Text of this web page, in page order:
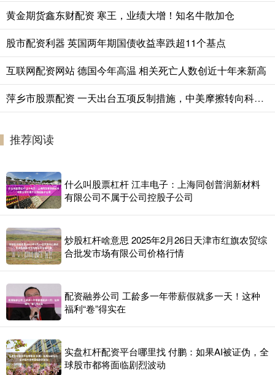
黄金期货鑫东财配资 寒王，业绩大增！知名牛散加仓
股市配资利器 英国两年期国债收益率跌超11个基点
互联网配资网站 德国今年高温 相关死亡人数创近十年来新高
萍乡市股票配资 一天出台五项反制措施，中美摩擦转向科技供应链
推荐阅读
什么叫股票杠杆 江丰电子：上海同创普润新材料
有限公司不属于公司控股子公司
炒股杠杆啥意思 2025年2月26日天津市红旗农贸综
合批发市场有限公司价格行情
配资融券公司 工龄多一年带薪假就多一天！这种
福利“卷”得实在
实盘杠杆配资平台哪里找 付鹏：如果AI被证伪，全
球股市都将面临剧烈波动